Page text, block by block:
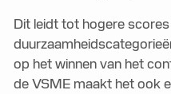
Dit leidt tot hogere scores
op het winnen van het
de VSME maakt het ook